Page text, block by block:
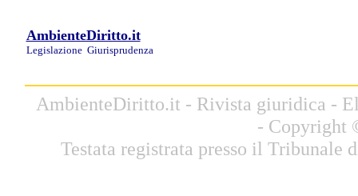
AmbienteDiritto.it
Legislazione Giurisprudenza
AmbienteDiritto.it - Rivista giuridica -
- Copyright
Testata registrata presso il Tribunale